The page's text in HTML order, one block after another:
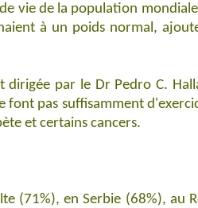
vie de la population
à un poids normal,
par le Dr Pedro C.
font pas suffisamment
et certains cancers.
(71%), en Serbie (68%), au